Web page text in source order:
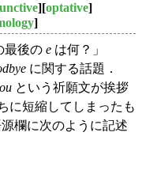
][optative]
]
最後の e は何？」
に関する話題．
という祈願文が挨拶
に短縮してしまったも
欄に次のように記述